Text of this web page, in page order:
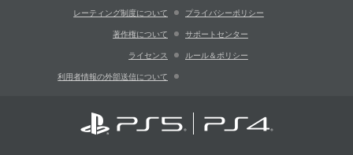
レーティング制度について プライバシーポリシー
著作権について サポートセンター
ライセンス ルール＆ポリシー
利用者情報の外部送信について